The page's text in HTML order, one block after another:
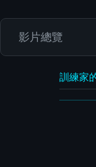
影片總覽
訓練家